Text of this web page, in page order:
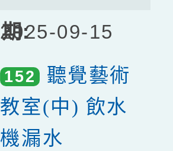
2025-09-15
152
聽覺藝術
教室(中) 飲水
機漏水